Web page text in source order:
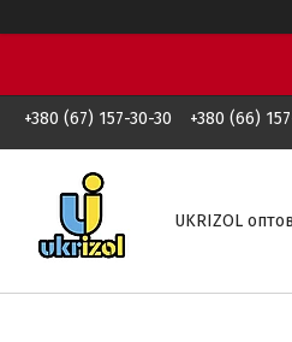
+380 (67) 157-30-30 +380 (66)
UKRIZOL